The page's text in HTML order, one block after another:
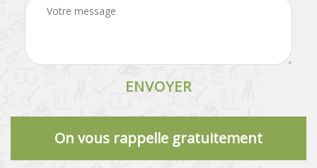
On vous rappelle gratuitement